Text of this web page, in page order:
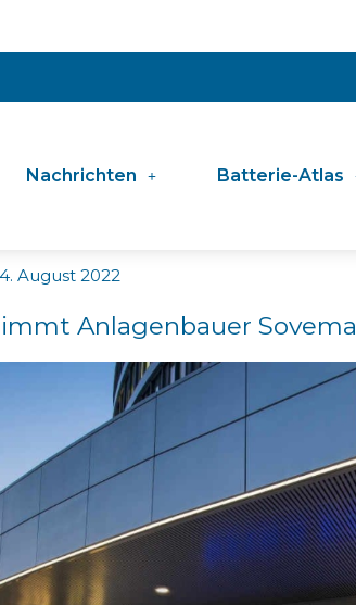
Nachrichten Batterie-Atlas
August 2022
Anlagenbauer Sovema